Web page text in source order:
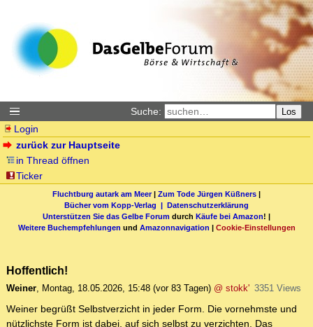
Suche: Los
Login
zurück zur Hauptseite
in Thread öffnen
Ticker
Fluchtburg autark am Meer| Zum Tode Jürgen Küßners |
Bücher vom Kopp-Verlag | Datenschutzerklärung
Unterstützen Sie das Gelbe Forum durch Käufe bei Amazon! |
Weitere Buchempfehlungen und Amazonnavigation | Cookie-Einstellungen
Hoffentlich!
Weiner, Montag, 18.05.2026, 15:48 (vor 83 Tagen) @ stokk' 3351 Views
Weiner begrüßt Selbstverzicht in jeder Form. Die vornehmste und
nützlichste Form ist dabei, auf sich selbst zu verzichten. Das